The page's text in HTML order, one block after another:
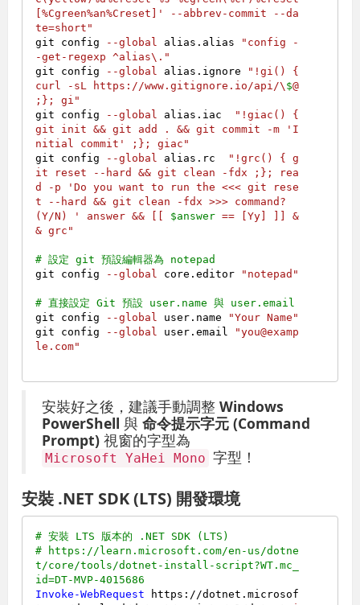
[%Cgreen%an%Creset]' --abbrev-commit --da
te=short"
git config
--global alias.alias
"config -
-get-regexp ^alias\."
git config
--global alias.ignore
"!gi() {
curl -sL https://www.gitignore.io/api/\ $@
;}; gi"
git config
--global alias.iac
"!giac() {
git init && git add . && git commit -m 'I
nitial commit' ;}; giac"
git config
--global alias.rc
"!grc() { g
it reset --hard && git clean -fdx ;}; rea
d -p 'Do you want to run the <<< git rese
t --hard && git clean -fdx >>> command?
(Y/N) ' answer && [[ $answer == [Yy] ]] &
& grc"
# 設定 git 預設編輯器為 notepad
git config
--global core.editor "notepad"
# 直接設定 Git 預設 user.name 與 user.email
git config
--global user.name
"Your Name"
git config
--global user.email
"you@examp
le.com"
安裝好之後，建議手動調整Windows
PowerShell 與命令提示字元 (Command
Prompt) 視窗的字型為
Microsoft YaHei Mono 字型！
安裝 .NET SDK (LTS) 開發環境
# 安裝 LTS 版本的 .NET SDK (LTS)
# https://learn.microsoft.com/en-us/dotne
t/core/tools/dotnet-install-script?WT.mc_
id=DT-MVP-4015686
Invoke-WebRequest https://dotnet.microsof